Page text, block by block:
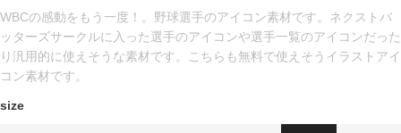
WBCの感動をもう一度！。野球選手のアイコン素材です。ネクストバ
ッターズサークルに入った選手のアイコンや選手一覧のアイコンだった
り汎用的に使えそうな素材です。こちらも無料で使えそうイラストアイ
コン素材です。
size